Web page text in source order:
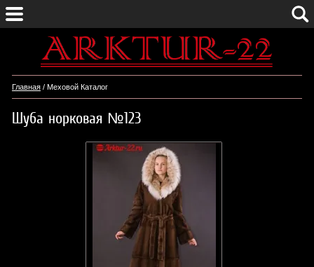
Главная / Меховой Каталог
Шуба норковая №123